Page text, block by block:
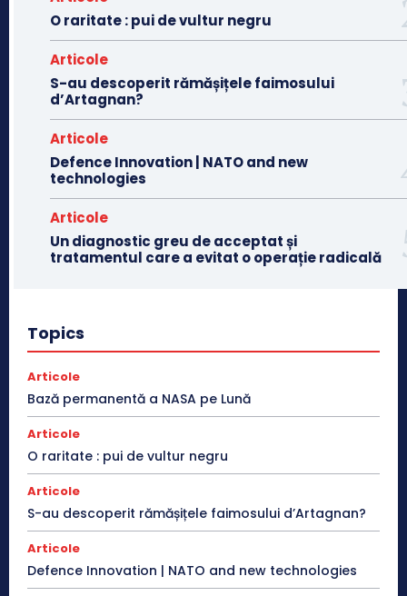
O raritate : pui de vultur negru
Articole
S-au descoperit rămășițele faimosului
d’Artagnan?
Articole
Defence Innovation | NATO and new
technologies
Articole
Un diagnostic greu de acceptat și
tratamentul care a evitat o operație radicală
Topics
Articole
Bază permanentă a NASA pe Lună
Articole
O raritate : pui de vultur negru
Articole
S-au descoperit rămășițele faimosului d’Artagnan?
Articole
Defence Innovation | NATO and new technologies